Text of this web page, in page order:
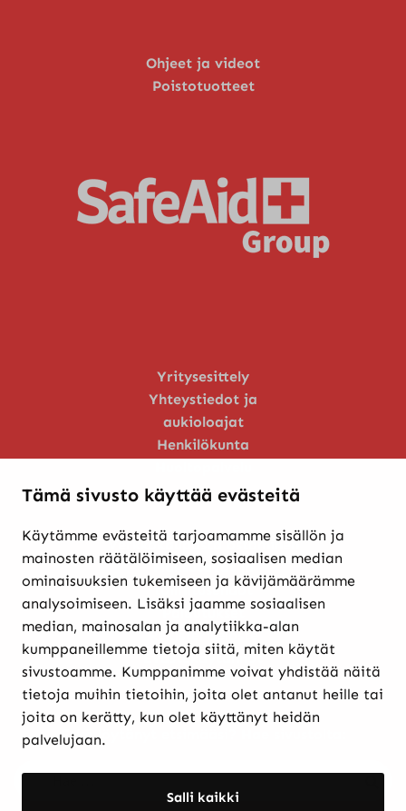
Tämä sivusto käyttää evästeitä
Käytämme evästeitä tarjoamamme sisällön ja
mainosten räätälöimiseen, sosiaalisen median
ominaisuuksien tukemiseen ja kävijämäärämme
analysoimiseen. Lisäksi jaamme sosiaalisen
median, mainosalan ja analytiikka-alan
kumppaneillemme tietoja siitä, miten käytät
sivustoamme. Kumppanimme voivat yhdistää näitä
tietoja muihin tietoihin, joita olet antanut heille tai
joita on kerätty, kun olet käyttänyt heidän
palvelujaan.
Salli kaikki
Ohjeet ja videot
Poistotuotteet
Yritysesittely
Yhteystiedot ja
aukioloajat
Henkilökunta
Verkkokaupasta ostaminen
Maksutavat ja
toimitusehdot
Palautukset
Rekisteriseloste
Evästekäytännöt
Etkö löytänyt etsimääsi? Hae sivustolta:
Haku: Haku